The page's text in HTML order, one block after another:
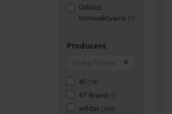
Odzież
termoaktywna (1)
Producent
4f (78)
47 Brand (1)
adidas (308)